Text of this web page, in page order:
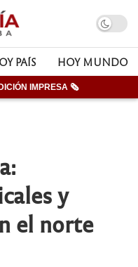
PAÍS HOY MUNDO
IMPRESA 🗞
y
el norte